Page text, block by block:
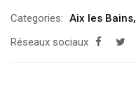
Categories: Aix les Bains,
Réseaux sociaux